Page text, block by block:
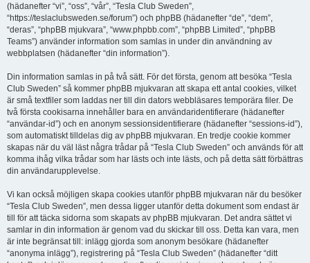
(hädanefter “vi”, “oss”, “vår”, “Tesla Club Sweden”,
“https://teslaclubsweden.se/forum”) och phpBB (hädanefter “de”, “dem”,
“deras”, “phpBB mjukvara”, “www.phpbb.com”, “phpBB Limited”, “phpBB
Teams”) använder information som samlas in under din användning av
webbplatsen (hädanefter “din information”).
Din information samlas in på två sätt. För det första, genom att besöka “Tesla
Club Sweden” så kommer phpBB mjukvaran att skapa ett antal cookies, vilket
är små textfiler som laddas ner till din dators webbläsares temporära filer. De
två första cookisarna innehåller bara en användaridentifierare (hädanefter
“användar-id”) och en anonym sessionsidentifierare (hädanefter “sessions-id”),
som automatiskt tilldelas dig av phpBB mjukvaran. En tredje cookie kommer
skapas när du väl läst några trådar på “Tesla Club Sweden” och används för att
komma ihåg vilka trådar som har lästs och inte lästs, och på detta sätt förbättras
din användarupplevelse.
Vi kan också möjligen skapa cookies utanför phpBB mjukvaran när du besöker
“Tesla Club Sweden”, men dessa ligger utanför detta dokument som endast är
till för att täcka sidorna som skapats av phpBB mjukvaran. Det andra sättet vi
samlar in din information är genom vad du skickar till oss. Detta kan vara, men
är inte begränsat till: inlägg gjorda som anonym besökare (hädanefter
“anonyma inlägg”), registrering på “Tesla Club Sweden” (hädanefter “ditt